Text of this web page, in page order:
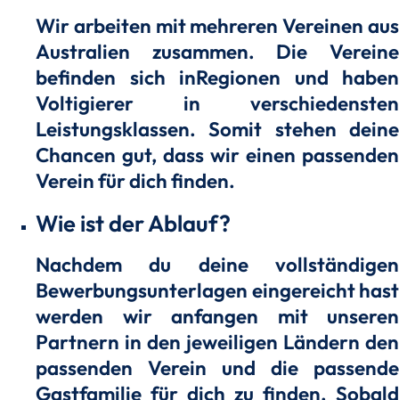
Wir arbeiten mit mehreren Vereinen aus
Australien zusammen. Die Vereine
befinden sich inRegionen und haben
Voltigierer in verschiedensten
Leistungsklassen. Somit stehen deine
Chancen gut, dass wir einen passenden
Verein für dich finden.
Wie ist der Ablauf?
Nachdem du deine vollständigen
Bewerbungsunterlagen eingereicht hast
werden wir anfangen mit unseren
Partnern in den jeweiligen Ländern den
passenden Verein und die passende
Gastfamilie für dich zu finden. Sobald